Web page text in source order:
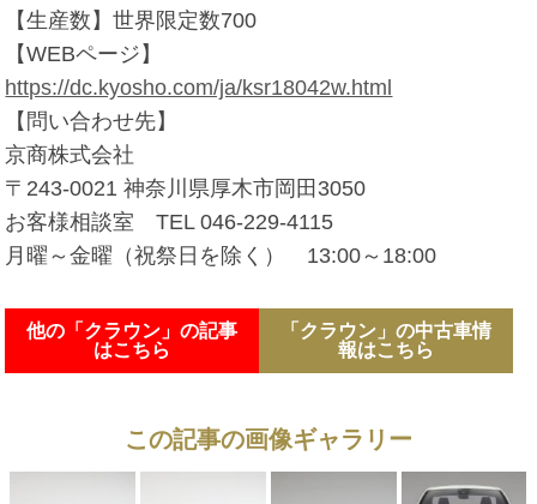
【生産数】世界限定数700
【WEBページ】
https://dc.kyosho.com/ja/ksr18042w.html
【問い合わせ先】
京商株式会社
〒243-0021 神奈川県厚木市岡田3050
お客様相談室 TEL 046-229-4115
月曜～金曜（祝祭日を除く） 13:00～18:00
他の「クラウン」の記事
はこちら
「クラウン」の中古車情
報はこちら
この記事の画像ギャラリー